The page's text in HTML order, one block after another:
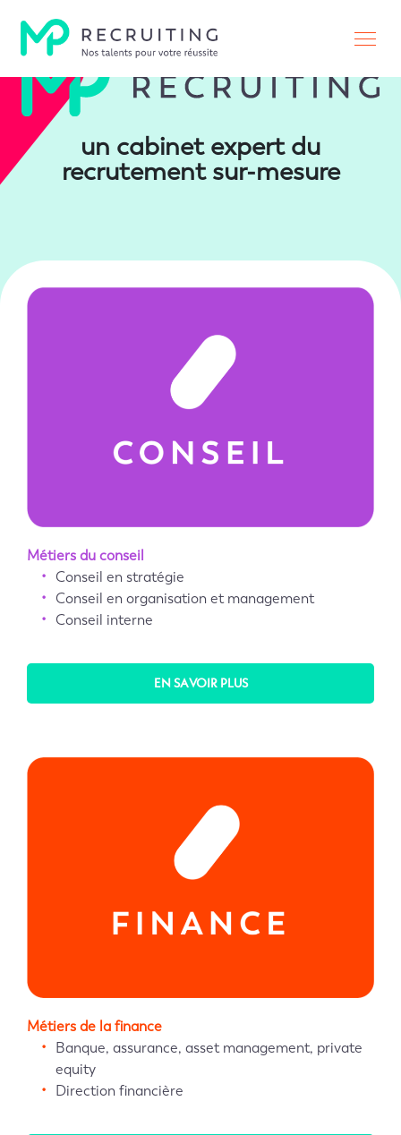
un cabinet expert du
recrutement sur-mesure
Métiers du conseil
Conseil en stratégie
Conseil en organisation et management
Conseil interne
EN SAVOIR PLUS
Métiers de la finance
Banque, assurance, asset management, private
equity
Direction financière